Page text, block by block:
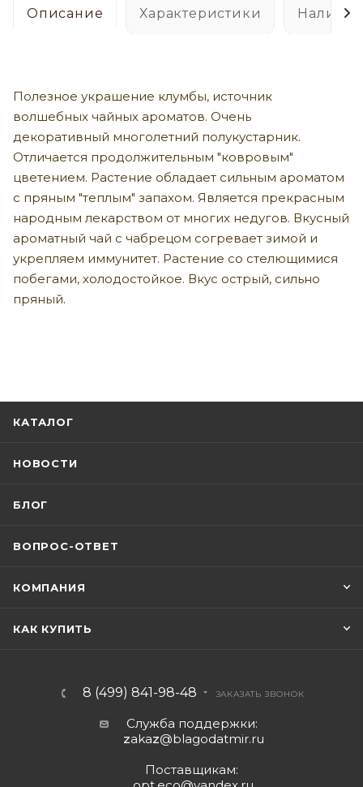
Описание Характеристики
Полезное украшение клумбы, источник
волшебных чайных ароматов. Очень
декоративный многолетний полукустарник.
Отличается продолжительным "ковровым"
цветением. Растение обладает сильным ароматом
с пряным "теплым" запахом. Является прекрасным
народным лекарством от многих недугов. Вкусный
ароматный чай с чабрецом согревает зимой и
укрепляем иммунитет. Растение со стелющимися
побегами, холодостойкое. Вкус острый, сильно
пряный.
КАТАЛОГ
НОВОСТИ
БЛОГ
ВОПРОС-ОТВЕТ
КОМПАНИЯ
КАК КУПИТЬ
8 (499) 841-98-48 ЗАКАЗАТЬ ЗВОНОК
Служба поддержки:
zakaz@blagodatmir.ru
Поставщикам: